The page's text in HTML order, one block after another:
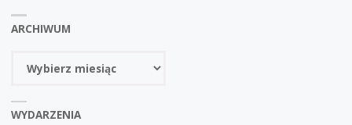
ARCHIWUM
WYDARZENIA